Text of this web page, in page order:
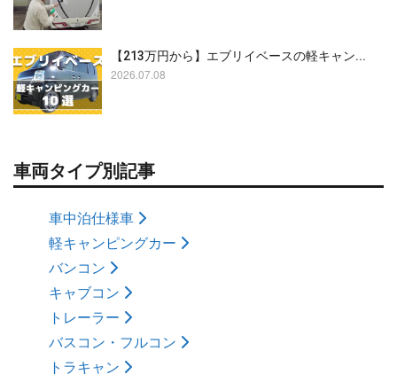
【213万円から】エブリイベースの軽キャン...
2026.07.08
車両タイプ別記事
車中泊仕様車
軽キャンピングカー
バンコン
キャブコン
トレーラー
バスコン・フルコン
トラキャン